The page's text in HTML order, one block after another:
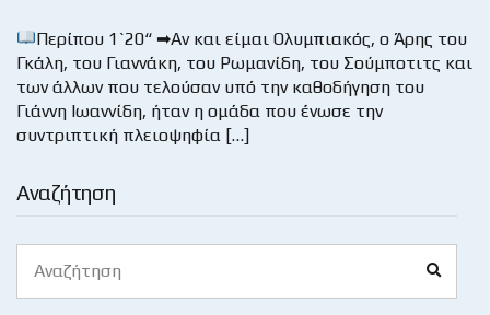
Αναζήτηση
for:
Περίπου 1`20“ ➡Αν και είμαι Ολυμπιακός, ο Άρης του
Γκάλη, του Γιαννάκη, του Ρωμανίδη, του Σούμποτιτς και
των άλλων που τελούσαν υπό την καθοδήγηση του
Γιάννη Ιωαννίδη, ήταν η ομάδα που ένωσε την
συντριπτική πλειοψηφία […]